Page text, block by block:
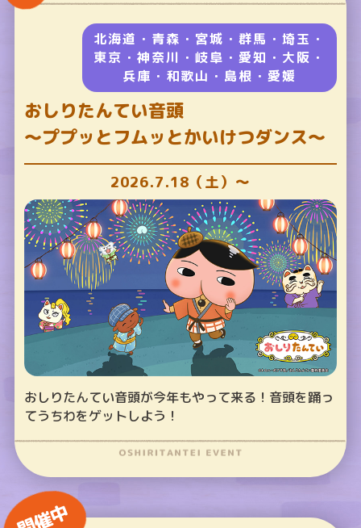
北海道・青森・宮城・群馬・埼玉・
東京・神奈川・岐阜・愛知・大阪・
兵庫・和歌山・島根・愛媛
おしりたんてい音頭
～ププッとフムッとかいけつダンス～
2026.7.18（土）～
おしりたんてい音頭が今年もやって来る！音頭を踊っ
てうちわをゲットしよう！